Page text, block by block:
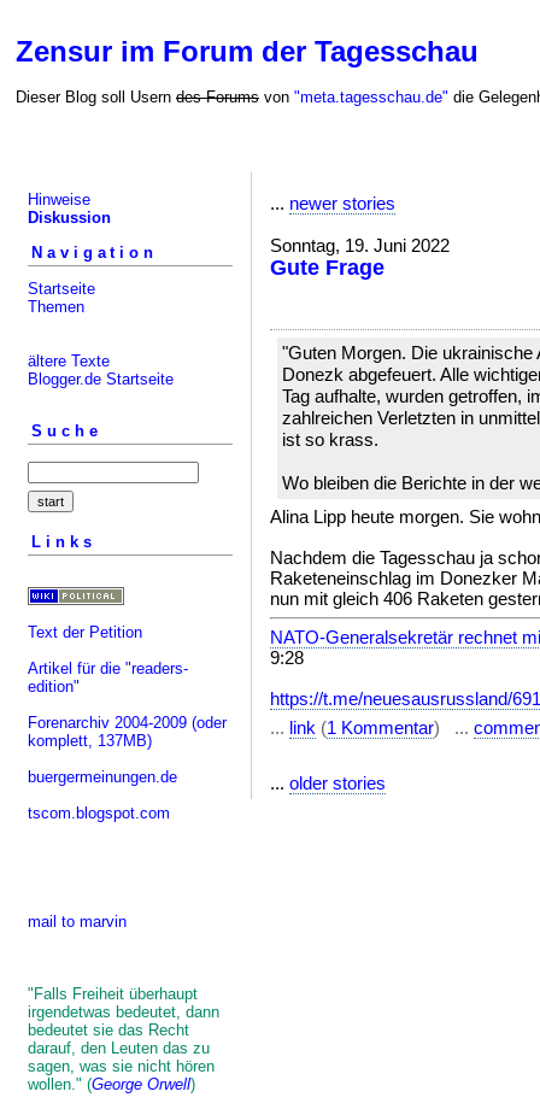
Zensur im Forum der Tagesschau
Dieser Blog soll Usern des Forums von "meta.tagesschau.de" die
Hinweise
Diskussion
Navigation
Startseite
Themen
ältere Texte
Blogger.de Startseite
Suche
Links
Text der Petition
Artikel für die "readers-
edition"
Forenarchiv 2004-2009 (oder
komplett, 137MB)
buergermeinungen.de
tscom.blogspot.com
mail to marvin
"Falls Freiheit überhaupt
irgendetwas bedeutet, dann
bedeutet sie das Recht
darauf, den Leuten das zu
sagen, was sie nicht hören
wollen." (George Orwell)
... newer stories
Sonntag, 19. Juni 2022
Gute Frage
"Guten Morgen. Die
Donezk abgefeuert. Alle
Tag aufhalte, wurden getroffen,
zahlreichen Verletzten in
ist so krass.
Wo bleiben die Berichte in der
Alina Lipp heute morgen. Sie
Nachdem die Tagesschau ja
Raketeneinschlag im Donezker
nun mit gleich 406 Raketen
NATO-Generalsekretär rechnet
9:28
https://t.me/neuesausrussland/
... link (1 Kommentar) ...
... older stories